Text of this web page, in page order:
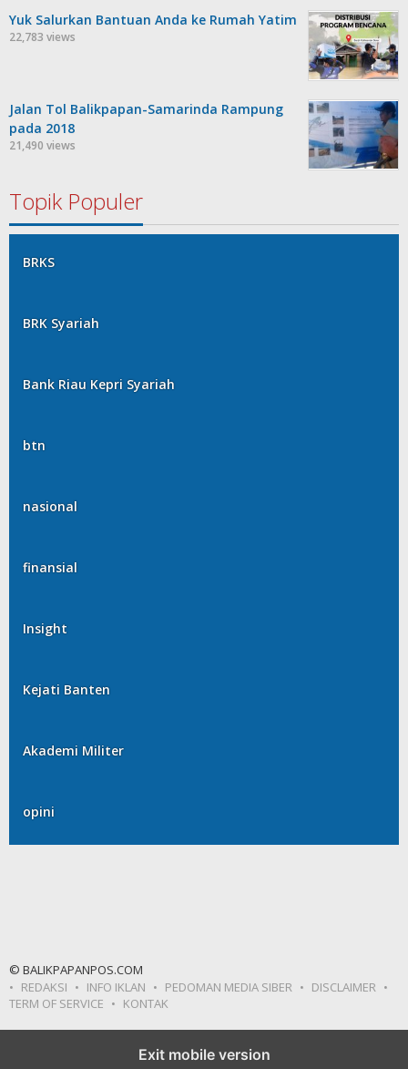
Yuk Salurkan Bantuan Anda ke Rumah Yatim
22,783 views
Jalan Tol Balikpapan-Samarinda Rampung
pada 2018
21,490 views
Topik Populer
BRKS
BRK Syariah
Bank Riau Kepri Syariah
btn
nasional
finansial
Insight
Kejati Banten
Akademi Militer
opini
© BALIKPAPANPOS.COM
REDAKSI
INFO IKLAN PEDOMAN MEDIA SIBER
DISCLAIMER
TERM OF SERVICE
KONTAK
Exit mobile version